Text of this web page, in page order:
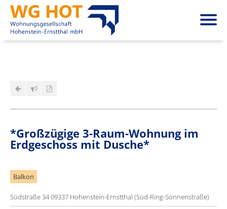
*Großzügige 3-Raum-Wohnung im
Erdgeschoss mit Dusche*
Balkon
Südstraße 3409337 Hohenstein-Ernstthal (Süd-Ring-Sonnenstraße)